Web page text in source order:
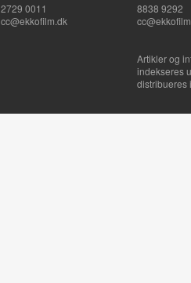
2729 0011
cc@ekkofilm.dk
8838 9292
Artikler og
indekseres
distribueres